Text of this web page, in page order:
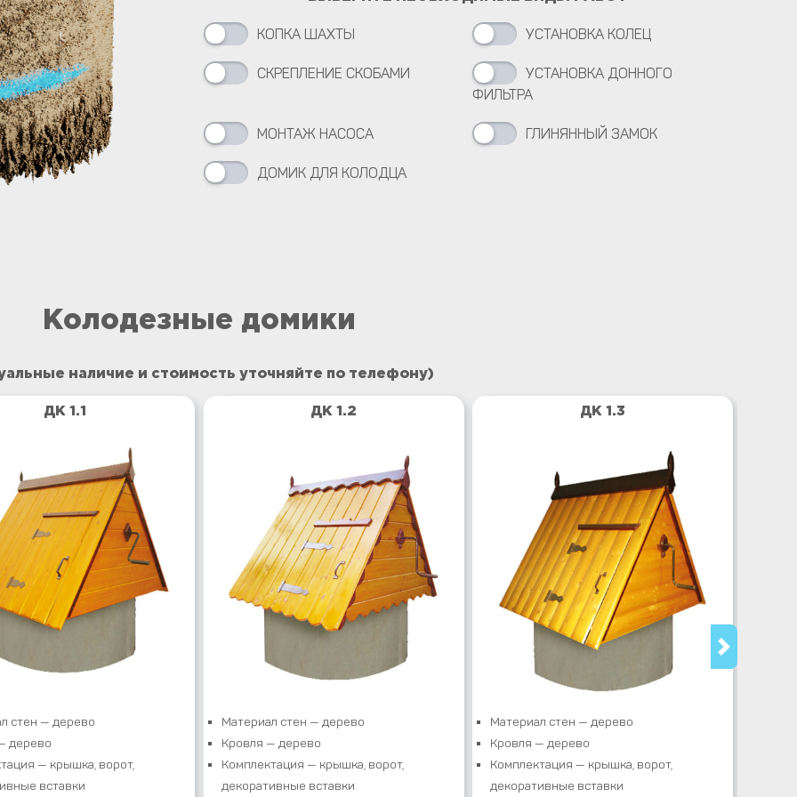
КОПКА ШАХТЫ УСТАНОВКА КОЛЕЦ
СКРЕПЛЕНИЕ СКОБАМИ
УСТАНОВКА ДОННОГО
ФИЛЬТРА
МОНТАЖ НАСОСА ГЛИНЯННЫЙ ЗАМОК
ДОМИК ДЛЯ КОЛОДЦА
Колодезные домики
наличие и стоимость уточняйте по телефону)
ДК 1.1
стен — дерево
дерево
— крышка, ворот,
вставки
ДК 1.2
Материал стен — дерево
Кровля — дерево
Комплектация — крышка, ворот,
декоративные вставки
ДК 1.3
Материал стен — дерево
Кровля — дерево
Комплектация — крышка, ворот,
декоративные вставки